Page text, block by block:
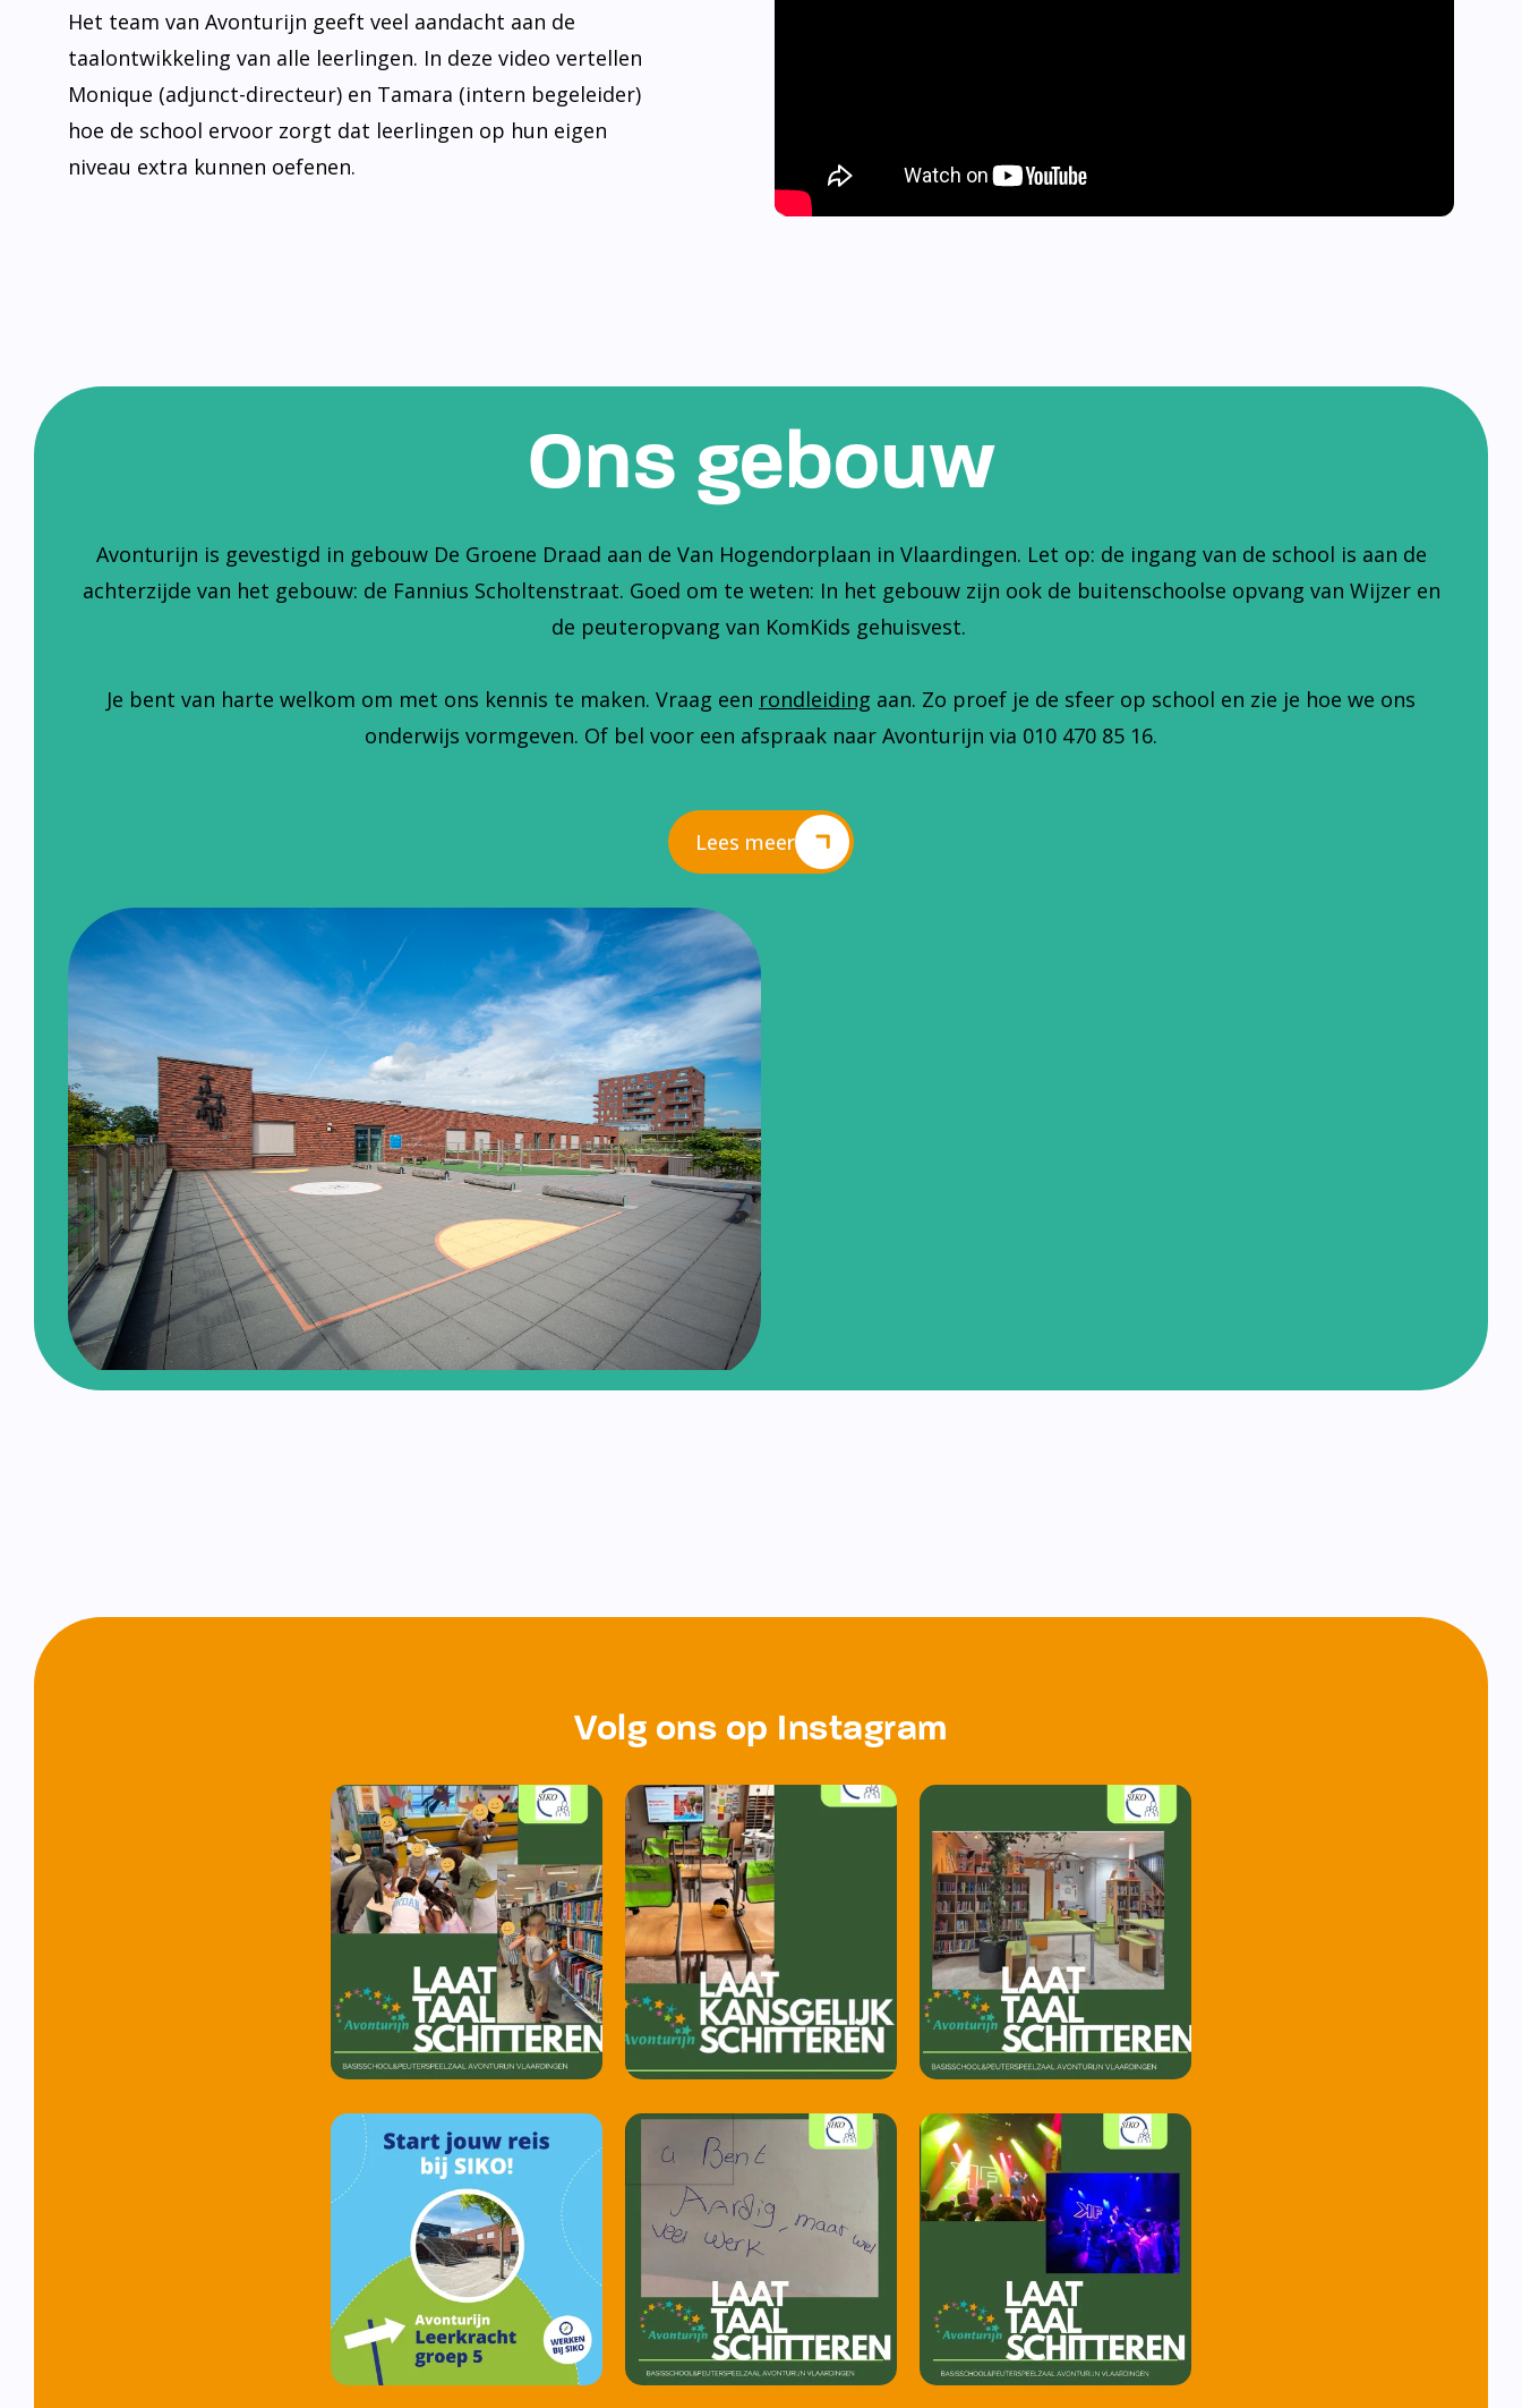
Het team van Avonturijn geeft veel aandacht aan de
taalontwikkeling van alle leerlingen. In deze video vertellen
Monique (adjunct-directeur) en Tamara (intern begeleider)
hoe de school ervoor zorgt dat leerlingen op hun eigen
niveau extra kunnen oefenen.
Ons gebouw
Avonturijn is gevestigd in gebouw De Groene Draad aan de Van Hogendorplaan in Vlaardingen. Let op: de ingang van de school is aan de
achterzijde van het gebouw: de Fannius Scholtenstraat. Goed om te weten: In het gebouw zijn ook de buitenschoolse opvang van Wijzer en
de peuteropvang van KomKids gehuisvest.
Je bent van harte welkom om met ons kennis te maken. Vraag een rondleiding aan. Zo proef je de sfeer op school en zie je hoe we ons
onderwijs vormgeven. Of bel voor een afspraak naar Avonturijn via 010 470 85 16.
Lees meer
Volg ons op Instagram